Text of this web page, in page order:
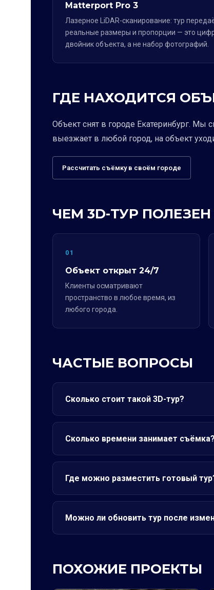
Matterport Pro 3
Лазерное LiDAR-сканирование: тур
реальные размеры и пропорции — это
двойник объекта, а не набор фотографий.
ГДЕ НАХОДИТСЯ
Объект снят в городе Екатеринбург. Мы
выезжает в любой город, на объект
Рассчитать съёмку в своём городе
ЧЕМ 3D-ТУР
01
Объект открыт 24/7
Клиенты осматривают
пространство в любое время, из
любого города.
ЧАСТЫЕ ВОПРОСЫ
Сколько стоит такой 3D-тур?
Сколько времени занимает съёмка?
Где можно разместить готовый
Можно ли обновить тур после
ПОХОЖИЕ ПРОЕКТЫ